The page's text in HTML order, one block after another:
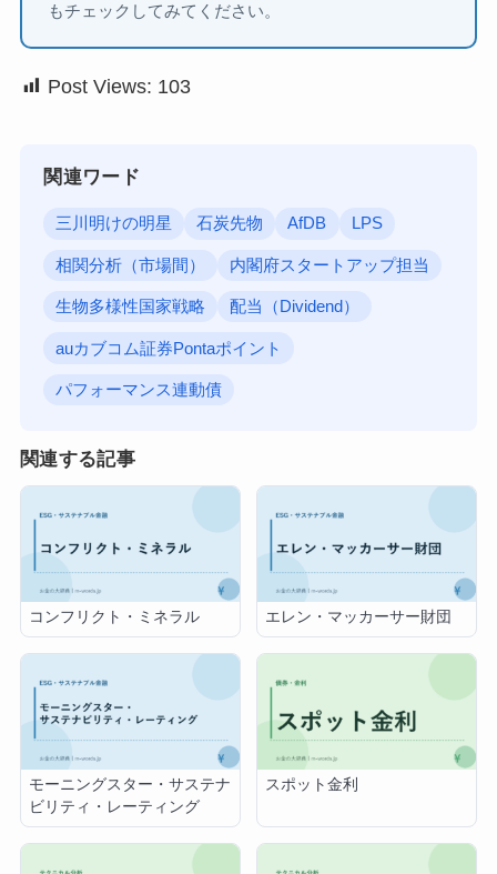
もチェックしてみてください。
Post Views: 103
関連ワード
三川明けの明星 石炭先物 AfDB LPS
相関分析（市場間） 内閣府スタートアップ担当
生物多様性国家戦略 配当（Dividend）
auカブコム証券Pontaポイント
パフォーマンス連動債
関連する記事
コンフリクト・ミネラル エレン・マッカーサー財団
モーニングスター・サステナ
ビリティ・レーティング
スポット金利